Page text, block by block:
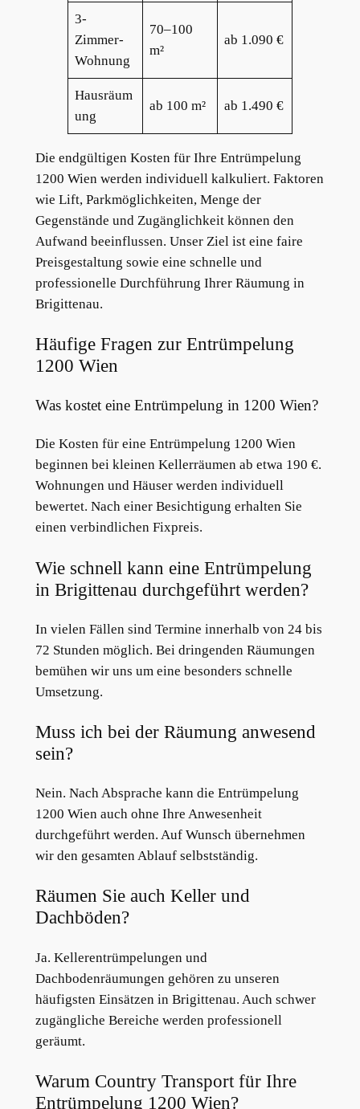
3-
Zimmer-
Wohnung
70–100
m²
ab 1.090 €
Hausräum
ung
ab 100 m² ab 1.490 €
Die endgültigen Kosten für Ihre Entrümpelung
1200 Wien werden individuell kalkuliert. Faktoren
wie Lift, Parkmöglichkeiten, Menge der
Gegenstände und Zugänglichkeit können den
Aufwand beeinflussen. Unser Ziel ist eine faire
Preisgestaltung sowie eine schnelle und
professionelle Durchführung Ihrer Räumung in
Brigittenau.
Häufige Fragen zur Entrümpelung
1200 Wien
Was kostet eine Entrümpelung in 1200 Wien?
Die Kosten für eine Entrümpelung 1200 Wien
beginnen bei kleinen Kellerräumen ab etwa 190 €.
Wohnungen und Häuser werden individuell
bewertet. Nach einer Besichtigung erhalten Sie
einen verbindlichen Fixpreis.
Wie schnell kann eine Entrümpelung
in Brigittenau durchgeführt werden?
In vielen Fällen sind Termine innerhalb von 24 bis
72 Stunden möglich. Bei dringenden Räumungen
bemühen wir uns um eine besonders schnelle
Umsetzung.
Muss ich bei der Räumung anwesend
sein?
Nein. Nach Absprache kann die Entrümpelung
1200 Wien auch ohne Ihre Anwesenheit
durchgeführt werden. Auf Wunsch übernehmen
wir den gesamten Ablauf selbstständig.
Räumen Sie auch Keller und
Dachböden?
Ja. Kellerentrümpelungen und
Dachbodenräumungen gehören zu unseren
häufigsten Einsätzen in Brigittenau. Auch schwer
zugängliche Bereiche werden professionell
geräumt.
Warum Country Transport für Ihre
Entrümpelung 1200 Wien?